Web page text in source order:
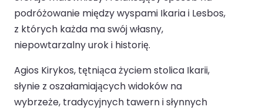
podróżowanie między wyspami Ikaria i Lesbos,
z których każda ma swój własny,
niepowtarzalny urok i historię.
Agios Kirykos, tętniąca życiem stolica Ikarii,
słynie z oszałamiających widoków na
wybrzeże, tradycyjnych tawern i słynnych